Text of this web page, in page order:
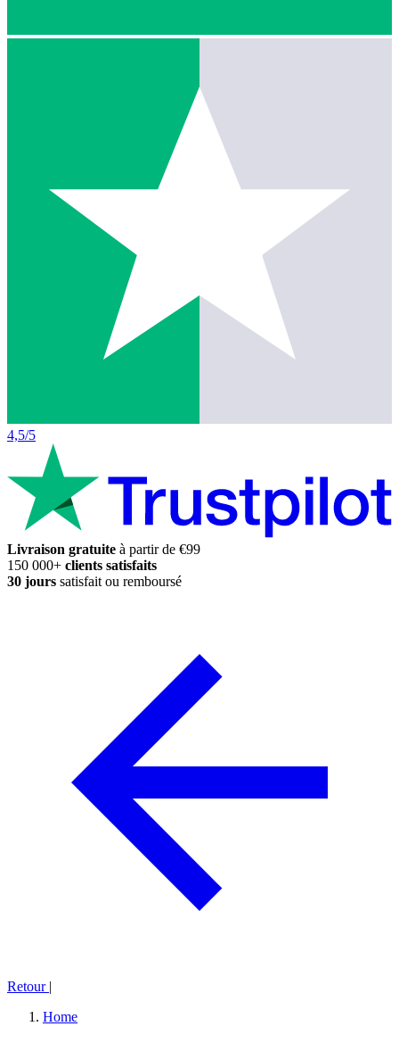
4,5/5
Livraison gratuite à partir de €99
150 000+ clients satisfaits
30 jours satisfait ou remboursé
Retour |
Home